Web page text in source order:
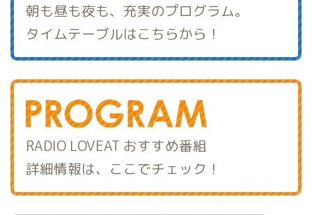
朝も昼も夜も、充実のプログラム。
タイムテーブルはこちらから！
RADIO LOVEAT おすすめ番組
詳細情報は、ここでチェック！